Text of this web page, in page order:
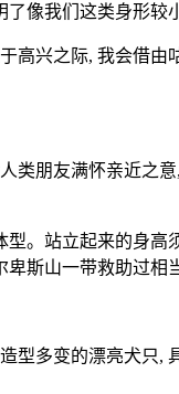
像我们这类身形
兴之际, 我会借
朋友满怀亲近之
。站立起来的身
斯山一带救助过相
多变的漂亮犬只